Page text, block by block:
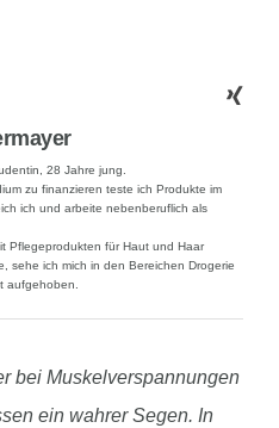
28 Jahre jung.
zu finanzieren teste ich Produkte im
ich und arbeite nebenberuflich als
Pflegeprodukten für Haut und Haar
sehe ich mich in den Bereichen Drogerie
aufgehoben.
bei Muskelverspannungen
ein wahrer Segen. In